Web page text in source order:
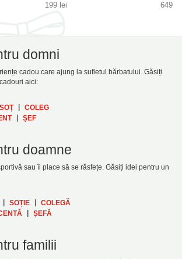
199 lei 649 lei
domni
cadou care ajung la sufletul bărbatului. Găsiți
aici:
SOȚ
COLEG
ȘEF
doamne
sau îi place să se răsfețe. Găsiți idei pentru un
SOȚIE
COLEGĂ
ȘEFĂ
familii